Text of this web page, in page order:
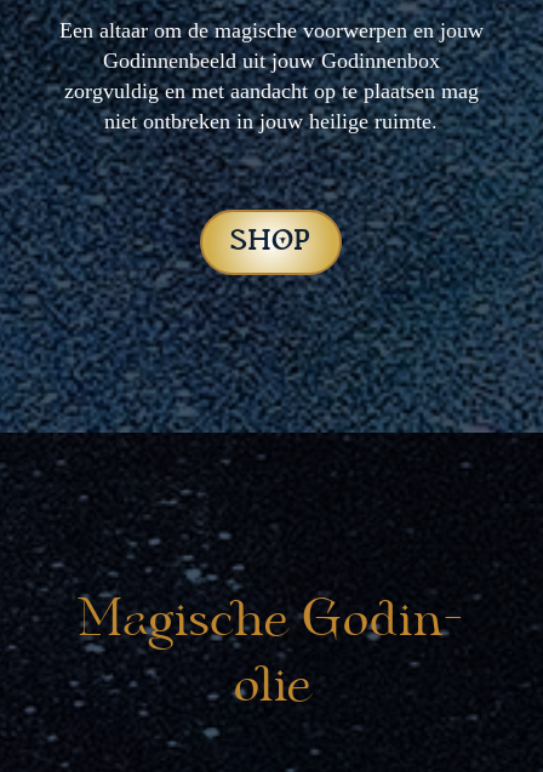
Een altaar om de magische voorwerpen en jouw
Godinnenbeeld uit jouw Godinnenbox
zorgvuldig en met aandacht op te plaatsen mag
niet ontbreken in jouw heilige ruimte.
SHOP
Magische Godin-
olie